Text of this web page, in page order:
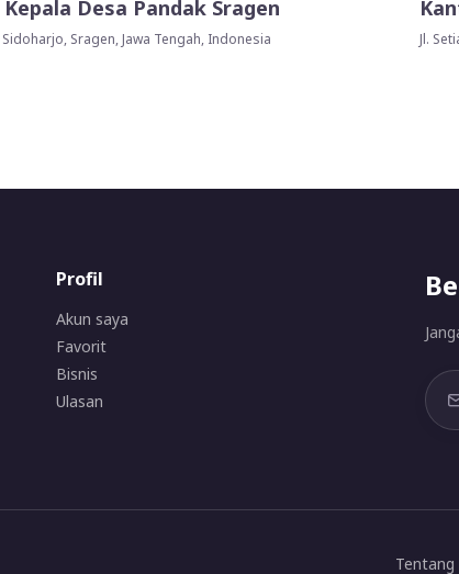
Desa Pandak Sragen
Sragen, Jawa Tengah, Indonesia Jl.
Profil
Akun saya
Favorit
Bisnis
Ulasan
Tentang